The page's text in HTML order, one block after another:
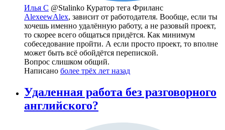
Илья С @Stalinko Куратор тега Фриланс
AlexeewAlex, зависит от работодателя. Вообще, если ты
хочешь именно удалённую работу, а не разовый проект,
то скорее всего общаться придётся. Как минимум
собеседование пройти. А если просто проект, то вполне
может быть всё обойдётся перепиской.
Вопрос слишком общий.
Написано более трёх лет назад
Удаленная работа без разговорного
английского?